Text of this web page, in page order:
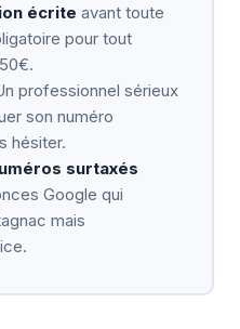
écrite avant toute
pour tout
professionnel sérieux
son numéro
hésiter.
surtaxés
Google qui
mais